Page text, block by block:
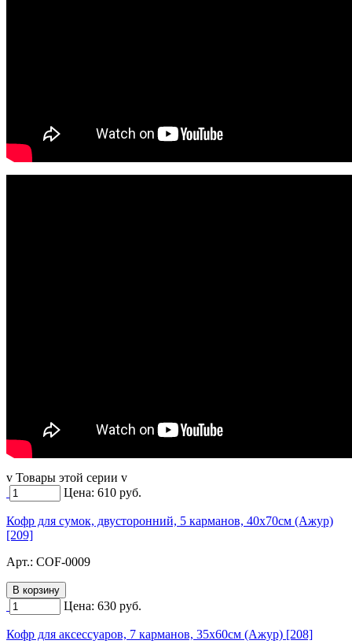
v Товары этой серии v
Цена: 610 руб.
Кофр для сумок, двусторонний, 5 карманов, 40х70см (Ажур)
[209]
Арт.: COF-0009
Цена: 630 руб.
Кофр для аксессуаров, 7 карманов, 35х60см (Ажур) [208]